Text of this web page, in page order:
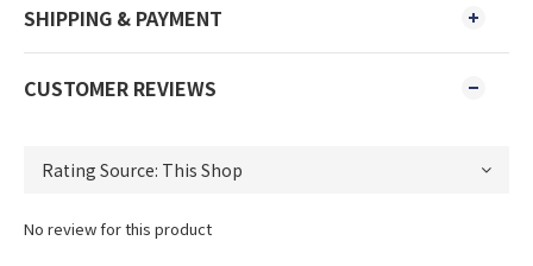
SHIPPING & PAYMENT
CUSTOMER REVIEWS
No review for this product